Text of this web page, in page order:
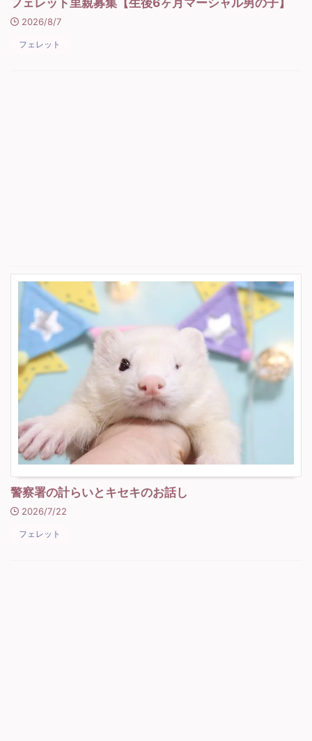
2026/8/7
フェレット
警察署の計らいとキセキのお話し
2026/7/22
フェレット